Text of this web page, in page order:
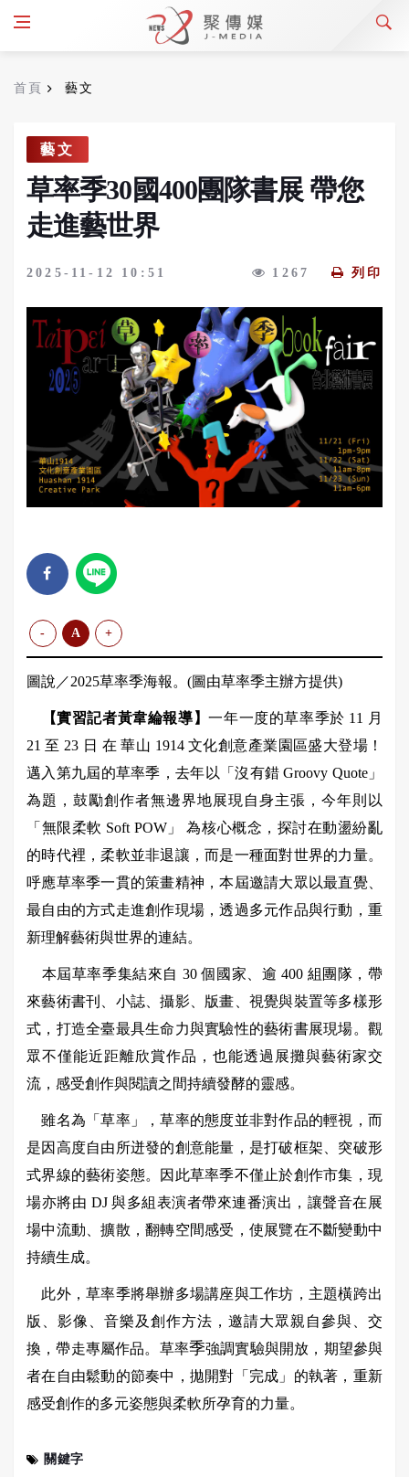
首頁 藝文
藝文
草率季30國400團隊書展 帶您
走進藝世界
2025-11-12 10:51 1267 列印
- A +
圖說／2025草率季海報。 (圖由草率季主辦方提供)
【實習記者黃韋綸報導】一年一度的草率季於 11
月
21至 23 日 在 華山 1914文化創意產業園區盛大登場！
邁入第九屆的草率季，去年以「沒有錯 Groovy Quote」
為題，鼓勵創作者無邊界地展現自身主張，今年則以
「無限柔軟 Soft POW」
為核心概念，探討在動盪紛亂
的時代裡，柔軟並非退讓，而是一種面對世界的力量。
呼應草率季一貫的策畫精神，本屆邀請大眾以最直覺、
最自由的方式走進創作現場，透過多元作品與行動，重
新理解藝術與世界的連結。
本屆草率季集結來自 30個國家、逾 400 組團隊，帶
來藝術書刊、小誌、攝影、版畫、視覺與裝置等多樣形
式，打造全臺最具生命力與實驗性的藝術書展現場。觀
眾不僅能近距離欣賞作品，也能透過展攤與藝術家交
流，感受創作與閱讀之間持續發酵的靈感。
雖名為「草率」，草率的態度並非對作品的輕視，而
是因高度自由所迸發的創意能量，是打破框架、突破形
式界線的藝術姿態。因此草率季不僅止於創作市集，現
場亦將由 DJ與多組表演者帶來連番演出，讓聲音在展
場中流動、擴散，翻轉空間感受，使展覽在不斷變動中
持續生成。
此外，草率季將舉辦多場講座與工作坊，主題橫跨出
版、影像、音樂及創作方法，邀請大眾親自參與、交
換，帶走專屬作品。草率季強調實驗與開放，期望參與
者在自由鬆動的節奏中，拋開對「完成」的執著，重新
感受創作的多元姿態與柔軟所孕育的力量。
關鍵字